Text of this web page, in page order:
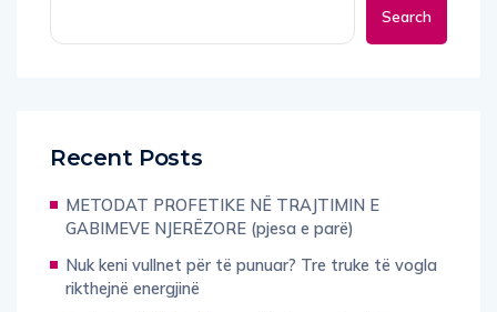
Search
Recent Posts
METODAT PROFETIKE NË TRAJTIMIN E
GABIMEVE NJERËZORE (pjesa e parë)
Nuk keni vullnet për të punuar? Tre truke të vogla
rikthejnë energjinë